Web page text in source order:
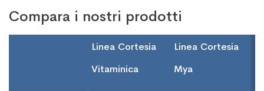
Compara i nostri prodotti
Linea Cortesia
Vitaminica
Linea Cortesia
Mya